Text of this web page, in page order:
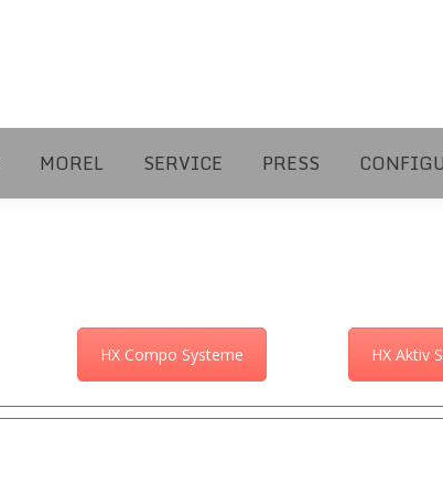
MOREL SERVICE PRESS
HX Compo Systeme HX Aktiv